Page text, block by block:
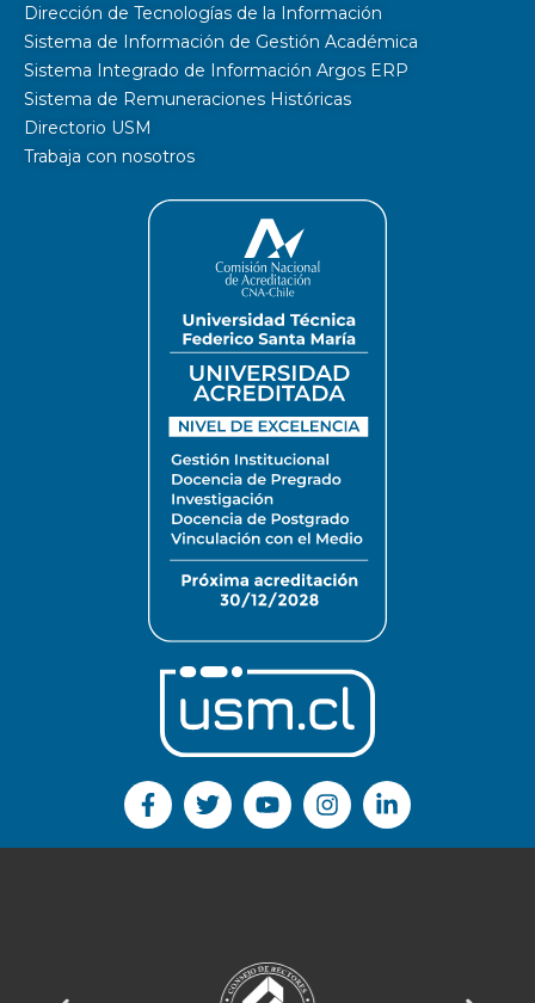
Dirección de Tecnologías de la Información
Sistema de Información de Gestión Académica
Sistema Integrado de Información Argos ERP
Sistema de Remuneraciones Históricas
Directorio USM
Trabaja con nosotros